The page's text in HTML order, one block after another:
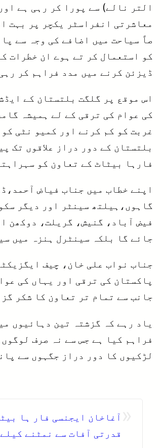
التر نالے) سے پورا کر رہی ہے
معاشرتی انفراسٹر یکچر پر بہت
صاً سیاحت میں اضافے کی وجہ سے
ڈیزئن کرنے میں مدد فراہم کر
اس موقع پر گلگت بلتستان کے
کی عوام کی ترقی کے لے ہمیشہ
غربت کو کم کرنے اور کمیو نٹی
بلتستان کے دور دراز علاقوں تک
فارہا بیٹاٹ کے تعاون کو
اپنے خطاب میں جناب فیاض
جائے گا بلکہ سینٹرل ہنزہ میں
جناب نواب علی خان، چیف
پاکستان کی ترقی اور یہاں کی
جانب سے تمام تر تعاون کا شکر
فراہم کیا ہے جس سے نہ صرف
لڑکیوں کا دور دراز جگہوں سے
آغاخان ایجنسی فار ہا
قدرتی آفات سے نمٹنے